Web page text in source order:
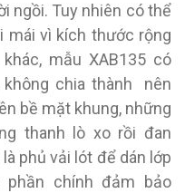
ngồi. Tuy nhiên có thể
mái vì kích thước rộng
mẫu XAB135 có
chia thành nên
bề mặt khung, những
thanh lò xo rồi đan
phủ vải lót để dán lớp
chính đảm bảo